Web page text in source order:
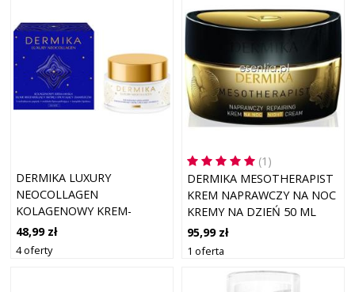
DERMIKA LUXURY
NEOCOLLAGEN
KOLAGENOWY KREM-
MASKA NA NOC 50 ML
48,99 zł
4 oferty
(1)
DERMIKA MESOTHERAPIST
KREM NAPRAWCZY NA NOC
KREMY NA DZIEŃ 50 ML
95,99 zł
1 oferta